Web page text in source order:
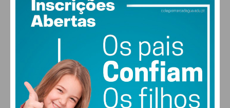
a Abragão
Igrejas
a Boelhe
e Figueira
a Penafiel
Subscreva a newsletter do
Imediato
Assine nossa newsletter por e-mail e